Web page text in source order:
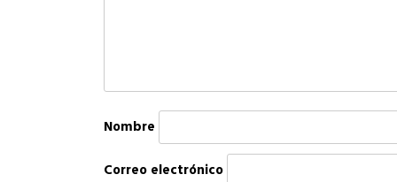
Nombre
Correo electrónico